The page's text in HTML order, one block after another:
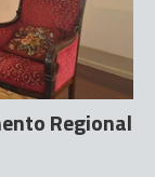
Regional